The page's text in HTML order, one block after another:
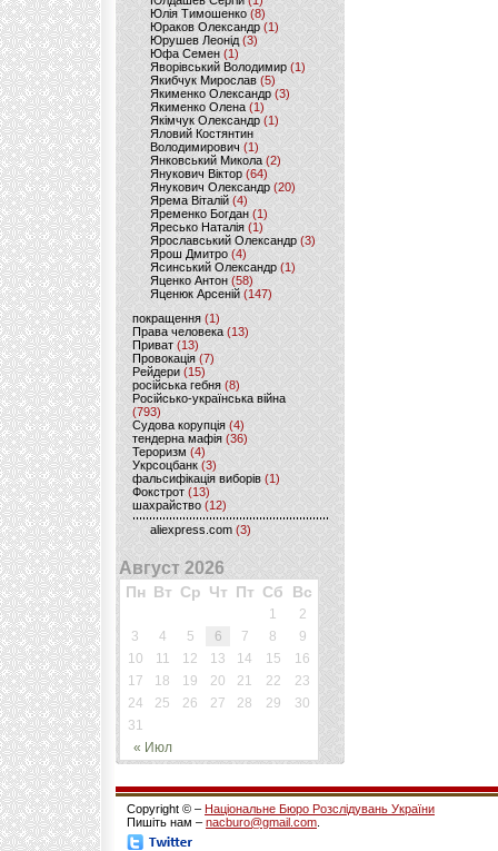
Юлія Тимошенко (8)
Юраков Олександр (1)
Юрушев Леонід (3)
Юфа Семен (1)
Яворівський Володимир (1)
Якибчук Мирослав (5)
Якименко Олександр (3)
Якименко Олена(1)
Якімчук Олександр (1)
Яловий Костянтин
Володимирович (1)
Янковський Микола(2)
Янукович Віктор (64)
Янукович Олександр(20)
Ярема Віталій(4)
Яременко Богдан(1)
Яресько Наталія(1)
Ярославський Олександр (3)
Ярош Дмитро (4)
Ясинський Олександр (1)
Яценко Антон(58)
Яценюк Арсеній (147)
покращення (1)
Права человека(13)
Приват (13)
Провокація (7)
Рейдери (15)
російська гебня (8)
Російсько-українська війна
(793)
Судова корупція (4)
тендерна мафія (36)
Тероризм (4)
Укрсоцбанк (3)
фальсифікація виборів (1)
Фокстрот(13)
шахрайство (12)
aliexpress.com (3)
Август 2026
Пн Вт Ср Чт Пт Сб Вс
« Июл
1
2
3
4 5 6 7 8
9
10
11 12 13 14 15
16
17
18 19 20 21 22
23
24
25 26 27 28 29
30
31
Copyright © – Національне Бюро Розслідувань України
Пишіть нам – nacburo@gmail.com